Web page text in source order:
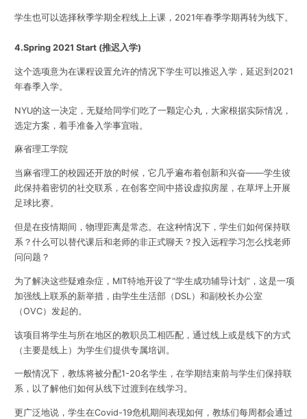
学生也可以选择秋季学期全程线上上课，2021年春季学期再转为线下。
4.Spring 2021 Start (推迟入学)
这个选项意为在课程设置允许的情况下学生可以推迟入学，延迟到2021
年春季入学。
NYU的这一决定，无疑给同学们吃了一颗定心丸，大家根据实际情况，
选定方案，着手准备入学事宜啦。
麻省理工学院
当麻省理工的校园还开放的时候，它几乎遍布着创新和兴奋——学生彼
此保持着密切的社交联系，在创客空间中搭设虚拟房屋，在草坪上开展
足球比赛。
但是在疫情期间，物理距离是常态。在这种情况下，学生们如何保持联
系？什么可以替代课后和老师的非正式聊天？投入远程学习怎么找老师
问问题？
为了解决这些疑难杂症，MIT特地开设了“学生成功辅导计划”，这是一项
加强线上联系的新举措，由学生生活部（DSL）和副校长办公室
（OVC）发起的。
该项目将学生与所在地区的教职员工相匹配，通过线上或是线下的方式
（主要是线上）为学生们提供专属培训。
一般情况下， 教练将被分配1-20名学生，在学期结束前与学生们保持联
系，以了解他们如何从线下过渡到在线学习。
更广泛地说，学生在Covid-19危机期间表现如何，教练们每周都会通过